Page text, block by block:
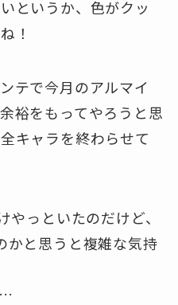
というか、色がクッ
！
テで今月のアルマイ
裕をもってやろうと思
キャラを終わらせて
っといたのだけど、
かと思うと複雑な気持